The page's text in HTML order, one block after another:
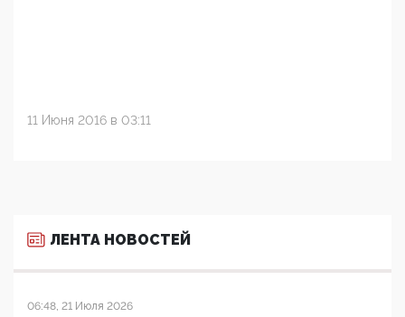
11 Июня 2016 в 03:11
ЛЕНТА НОВОСТЕЙ
06:48, 21 Июля 2026